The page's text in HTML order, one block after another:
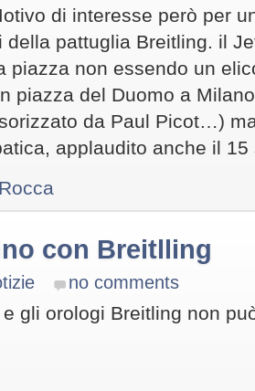
di interesse però per
della pattuglia Breitling. il
piazza non essendo un
piazza del Duomo a
da Paul Picot…)
applaudito anche il
Rocca
con Breitlling
no comments
gli orologi Breitling non